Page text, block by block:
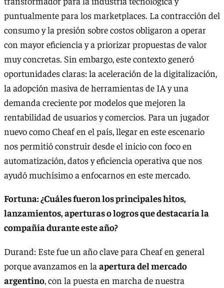
puntualmente para los marketplaces. La contracción del
consumo y la presión sobre costos obligaron a operar
con mayor eficiencia y a priorizar propuestas de valor
muy concretas. Sin embargo, este contexto generó
oportunidades claras: la aceleración de la digitalización,
la adopción masiva de herramientas de IA y una
demanda creciente por modelos que mejoren la
rentabilidad de usuarios y comercios. Para un jugador
nuevo como Cheaf en el país, llegar en este escenario
nos permitió construir desde el inicio con foco en
automatización, datos y eficiencia operativa que nos
ayudó muchísimo a enfocarnos en este mercado.
Fortuna: ¿Cuáles fueron los principales hitos,
lanzamientos, aperturas o logros que destacaría la
compañía durante este año?
Durand: Este fue un año clave para Cheaf en general
porque avanzamos en la apertura del mercado
argentino, con la puesta en marcha de nuestra